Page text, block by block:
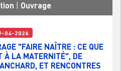
Ouvrage
04-2026
"FAIRE NAÎTRE : CE QUE
À LA MATERNITÉ", DE
ET RENCONTRES